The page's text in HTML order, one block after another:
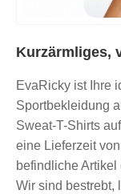
Kurzärmliges,
EvaRicky ist Ihre
Sportbekleidung
Sweat-T-Shirts
eine Lieferzeit
befindliche
Wir sind bestrebt,